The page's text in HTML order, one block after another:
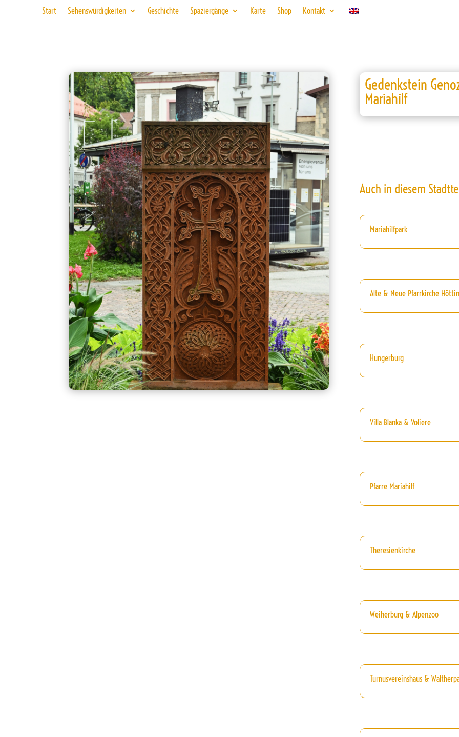
Start Sehenswürdigkeiten Geschichte Spaziergänge Karte Shop Kontakt
Gedenkstein
Mariahilf
Auch in diesem
Mariahilfpark
Alte & Neue Pfarrkirche
Hungerburg
Villa Blanka & Voliere
Pfarre Mariahilf
Theresienkirche
Weiherburg & Alpenzoo
Turnusvereinshaus &